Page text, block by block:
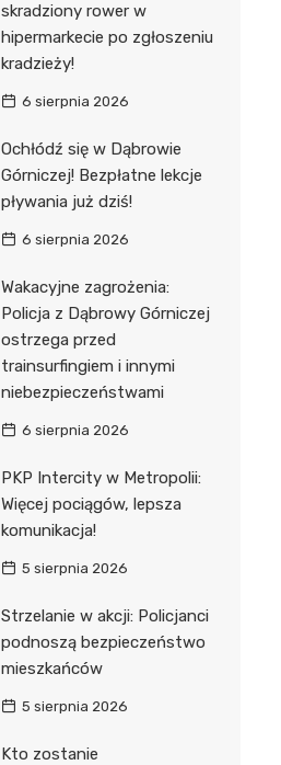
skradziony rower w
hipermarkecie po zgłoszeniu
kradzieży!
6 sierpnia 2026
Ochłódź się w Dąbrowie
Górniczej! Bezpłatne lekcje
pływania już dziś!
6 sierpnia 2026
Wakacyjne zagrożenia:
Policja z Dąbrowy Górniczej
ostrzega przed
trainsurfingiem i innymi
niebezpieczeństwami
6 sierpnia 2026
PKP Intercity w Metropolii:
Więcej pociągów, lepsza
komunikacja!
5 sierpnia 2026
Strzelanie w akcji: Policjanci
podnoszą bezpieczeństwo
mieszkańców
5 sierpnia 2026
Kto zostanie